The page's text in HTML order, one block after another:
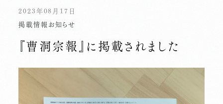
2023年08月17日
掲載情報 お知らせ
『曹洞宗報』に掲載されました